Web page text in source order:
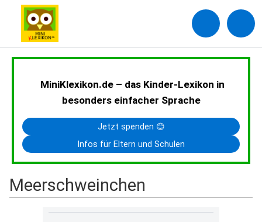
MiniKlexikon.de – das Kinder-Lexikon in
besonders einfacher Sprache
Jetzt spenden 😊
Infos für Eltern und Schulen
Meerschweinchen